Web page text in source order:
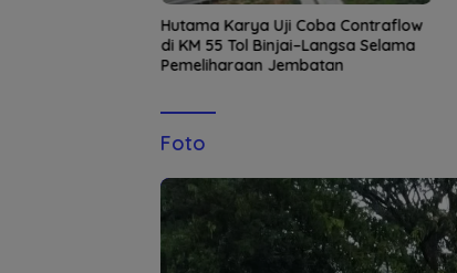
Hutama Karya Uji Coba Contraflow
di KM 55 Tol Binjai–Langsa Selama
Pemeliharaan Jembatan
Foto